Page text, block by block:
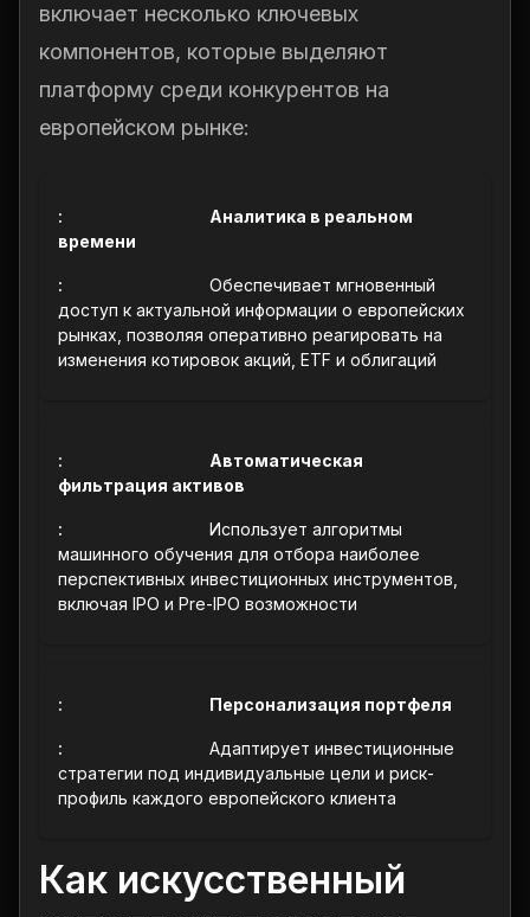
включает несколько ключевых
компонентов, которые выделяют
платформу среди конкурентов на
европейском рынке:
Аналитика в реальном
времени
Обеспечивает мгновенный
доступ к актуальной информации о европейских
рынках, позволяя оперативно реагировать на
изменения котировок акций, ETF и облигаций
Автоматическая
фильтрация активов
Использует алгоритмы
машинного обучения для отбора наиболее
перспективных инвестиционных инструментов,
включая IPO и Pre-IPO возможности
Персонализация портфеля
Адаптирует инвестиционные
стратегии под индивидуальные цели и риск-
профиль каждого европейского клиента
Как искусственный